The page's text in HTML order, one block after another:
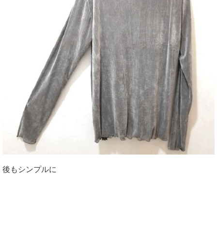
後もシンプルに